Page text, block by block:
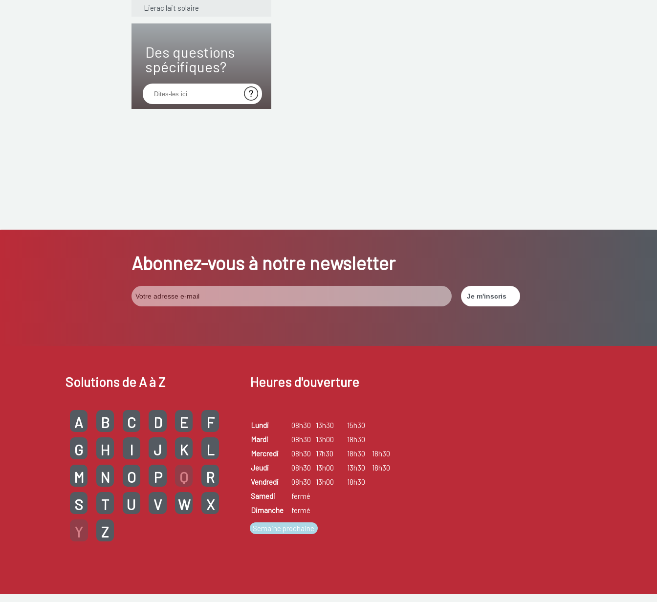
Lierac lait solaire
Des questions
spécifiques?
Abonnez-vous à notre newsletter
Solutions de A à Z
A B C D E
F
G
H I J K
L
M
N O P Q
R
S
T U V W
X
Y
Z
Heures d'ouverture
Lundi 08h30 13h30
15h30
Mardi
08h30 13h00
18h30
Mercredi
08h30 17h30 18h30
18h30
Jeudi
08h30 13h00 13h30
18h30
Vendredi
08h30 13h00
18h30
Samedi
fermé
Dimanche
fermé
Semaine prochaine